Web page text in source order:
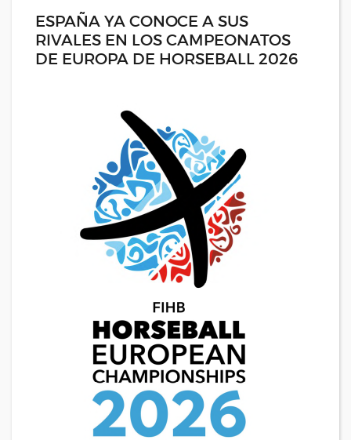
ESPAÑA YA CONOCE A SUS
RIVALES EN LOS CAMPEONATOS
DE EUROPA DE HORSEBALL 2026